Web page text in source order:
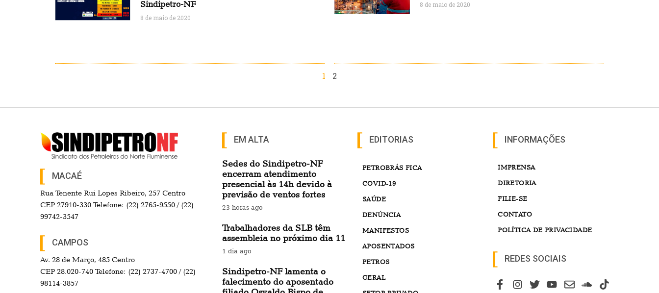
Sindipetro-NF
8 de maio de 2020
8 de maio de 2020
1 2
MACAÉ
Rua Tenente Rui Lopes Ribeiro, 257 Centro
CEP 27910-330 Telefone: (22) 2765-9550 / (22)
99742-3547
CAMPOS
Av. 28 de Março, 485 Centro
CEP 28.020-740 Telefone: (22) 2737-4700 / (22)
98114-3857
EM ALTA
Sedes do Sindipetro-NF
encerram atendimento
presencial às 14h devido à
previsão de ventos fortes
23 horas ago
Trabalhadores da SLB têm
assembleia no próximo dia 11
1 dia ago
Sindipetro-NF lamenta o
falecimento do aposentado
EDITORIAS
PETROBRÁS FICA
COVID-19
SAÚDE
DENÚNCIA
MANIFESTOS
APOSENTADOS
PETROS
GERAL
INFORMAÇÕES
IMPRENSA
DIRETORIA
FILIE-SE
CONTATO
POLÍTICA DE PRIVACIDADE
REDES SOCIAIS